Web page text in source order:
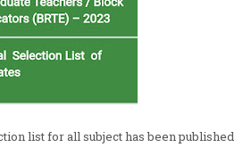
list for all subject has been published